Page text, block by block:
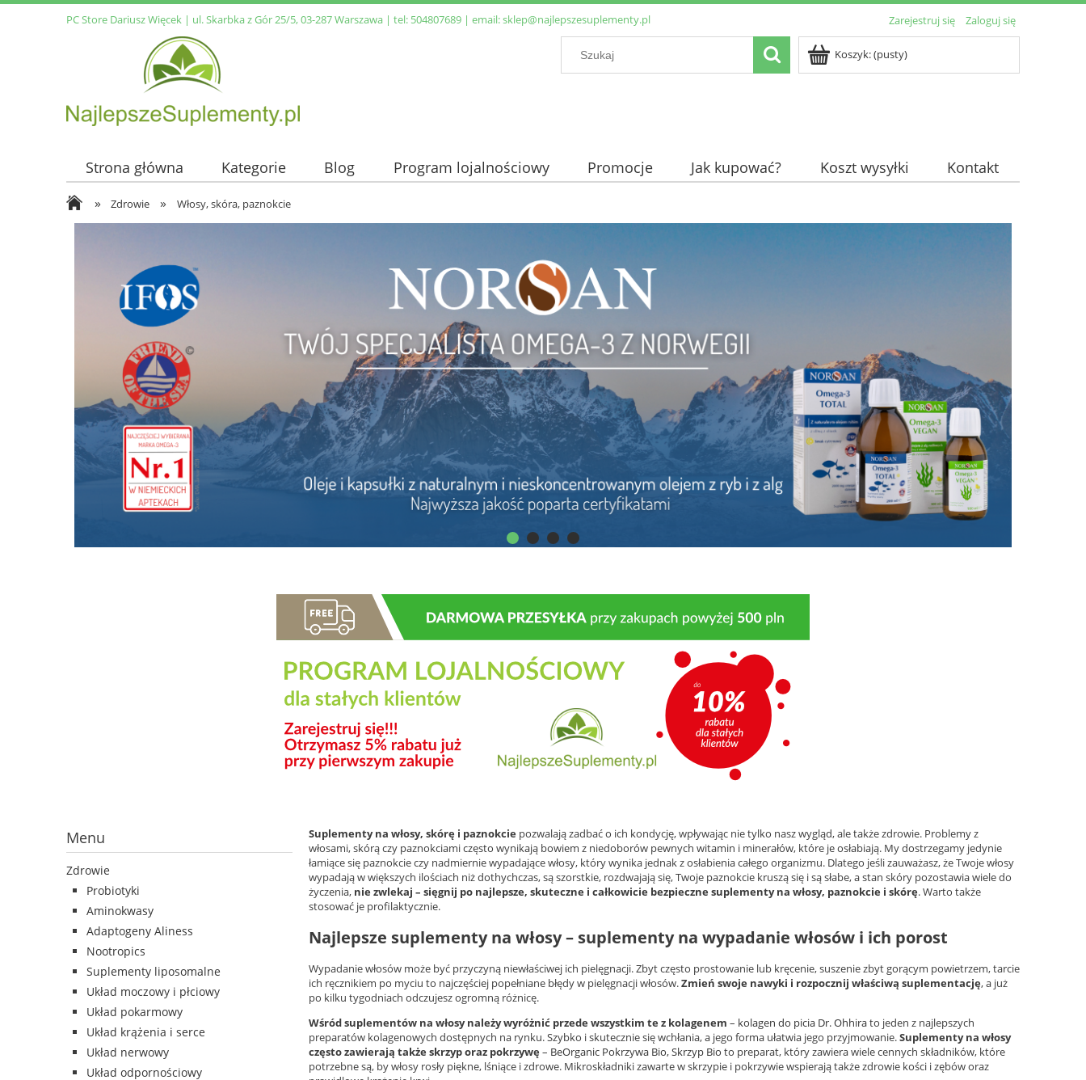
PC Store Dariusz Więcek | ul. Skarbka z Gór 25/5, 03-287 Warszawa | tel: 504807689 | email:sklep@najlepszesuplementy.pl Zarejestruj się Zaloguj się
Koszyk:(pusty)
Strona główna Kategorie Blog Program lojalnościowy Promocje Jak kupować? Koszt wysyłki Kontakt
» Zdrowie » Włosy, skóra, paznokcie
Menu
Zdrowie
Probiotyki
Aminokwasy
Adaptogeny Aliness
Nootropics
Suplementy liposomalne
Układ moczowy i płciowy
Układ pokarmowy
Układ krążenia i serce
Układ nerwowy
Układ odpornościowy
Suplementy na włosy, skórę i paznokcie pozwalają zadbać o ich kondycję, wpływając nie tylko nasz wygląd, ale także zdrowie. Problemy z
włosami, skórą czy paznokciami często wynikają bowiem z niedoborów pewnych witamin i minerałów, które je osłabiają. My dostrzegamy jedynie
łamiące się paznokcie czy nadmiernie wypadające włosy, który wynika jednak z osłabienia całego organizmu. Dlatego jeśli zauważasz, że Twoje włosy
wypadają w większych ilościach niż dothychczas, są szorstkie, rozdwajają się, Twoje paznokcie kruszą się i są słabe, a stan skóry pozostawia wiele do
życzenia, nie zwlekaj – sięgnij po najlepsze, skuteczne i całkowicie bezpieczne suplementy na włosy, paznokcie i skórę. Warto także
stosować je profilaktycznie.
Najlepsze suplementy na włosy – suplementy na wypadanie włosów i ich porost
Wypadanie włosów może być przyczyną niewłaściwej ich pielęgnacji. Zbyt często prostowanie lub kręcenie, suszenie zbyt gorącym powietrzem, tarcie
ich ręcznikiem po myciu to najczęściej popełniane błędy w pielęgnacji włosów.Zmień swoje nawyki i rozpocznij właściwą suplementację, a już
po kilku tygodniach odczujesz ogromną różnicę.
Wśród suplementów na włosy należy wyróżnić przede wszystkim te z kolagenem – kolagen do picia Dr. Ohhirato jeden z najlepszych
preparatów kolagenowych dostępnych na rynku. Szybko i skutecznie się wchłania, a jego forma ułatwia jego przyjmowanie.Suplementy na włosy
często zawierają także skrzyp oraz pokrzywę – BeOrganic Pokrzywa Bio, Skrzyp Bio to preparat, który zawiera wiele cennych składników, które
potrzebne są, by włosy rosły piękne, lśniące i zdrowe. Mikroskładniki zawarte w skrzypie i pokrzywie wspierają także zdrowie kości i zębów oraz